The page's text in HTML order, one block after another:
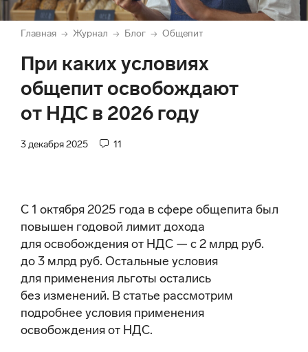
Главная → Журнал → Блог → Общепит
При каких условиях
общепит освобождают
от НДС в 2026 году
3 декабря 2025 11
С 1 октября 2025 года в сфере общепита был
повышен годовой лимит дохода
для освобождения от НДС — с 2 млрд руб.
до 3 млрд руб. Остальные условия
для применения льготы остались
без изменений. В статье рассмотрим
подробнее условия применения
освобождения от НДС.